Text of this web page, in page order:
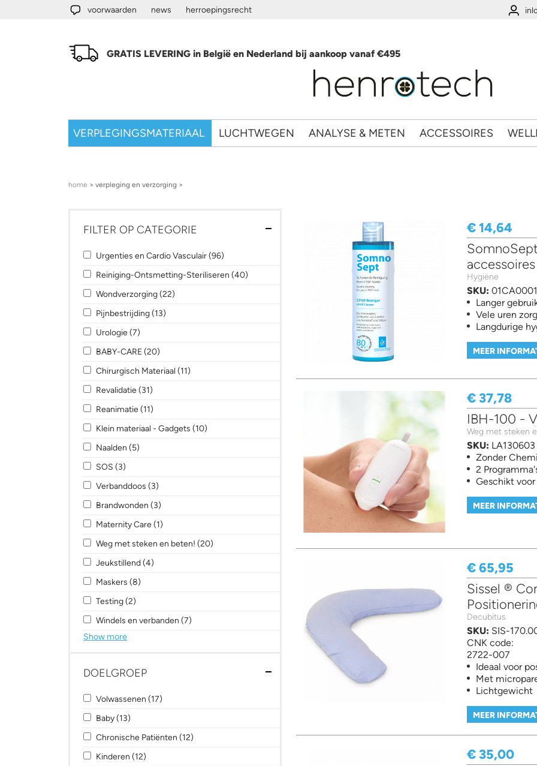
Overslaan en naar de algemene inhoud gaan
voorwaarden news herroepingsrecht
GRATIS LEVERING in België en Nederland bij aankoop vanaf €495
VERPLEGINGSMATERIAAL LUCHTWEGEN ANALYSE & METEN ACCESSOIRES
U bent hier
home > verpleging en verzorging >
FILTER OP CATEGORIE
Apply Urgenties en Cardio Vasculair filter
Urgenties en Cardio Vasculair (96) Apply Urgenties en Cardio Vasculair filter
Apply Reiniging-Ontsmetting-Steriliseren filter
Reiniging-Ontsmetting-Steriliseren (40) Apply Reiniging-Ontsmetting-Steriliseren filter
Apply Wondverzorging filter
Wondverzorging (22)
Apply Pijnbestrijding filter
Pijnbestrijding (13)
Apply Urologie filter
Urologie (7)
Apply BABY-CARE filter
BABY-CARE (20)
Apply Chirurgisch Materiaal filter
Chirurgisch Materiaal (11)
Apply Revalidatie filter
Revalidatie (31)
Apply Reanimatie filter
Reanimatie (11)
Apply Klein materiaal - Gadgets filter
Klein materiaal - Gadgets (10)
Apply Naalden filter
Naalden (5)
Apply SOS filter
SOS (3)
Apply Verbanddoos filter
Verbanddoos (3)
Apply Brandwonden filter
Brandwonden (3)
Apply Maternity Care filter
Maternity Care (1)
Apply Weg met steken en beten! filter
Weg met steken en beten! (20)
Apply Jeukstillend filter
Jeukstillend (4)
Apply Maskers filter
Maskers (8)
Apply Testing filter
Testing (2)
Apply Windels en verbanden filter
Windels en verbanden (7) Apply Windels en verbanden filter
Show more
DOELGROEP
Apply Volwassenen filter
Volwassenen (17)
Apply Baby filter
Baby (13)
Apply Chronische Patiënten filter
Chronische Patiënten (12) Apply Chronische Patiënten filter
Apply Kinderen filter
Kinderen (12)
€ 14,64
Hygiëne
SKU: 01CA0001
Langer
Vele uren
Langdurige
MEER
€ 37,78
IBH-100 -
Weg met steken
SKU: LA130603
Zonder
2
Geschikt
MEER
€ 65,95
Sissel ®
Decubitus
SKU: SIS-
CNK code:
2722-007
Ideaal voor
Met
Lichtgewicht
MEER
€ 35,00